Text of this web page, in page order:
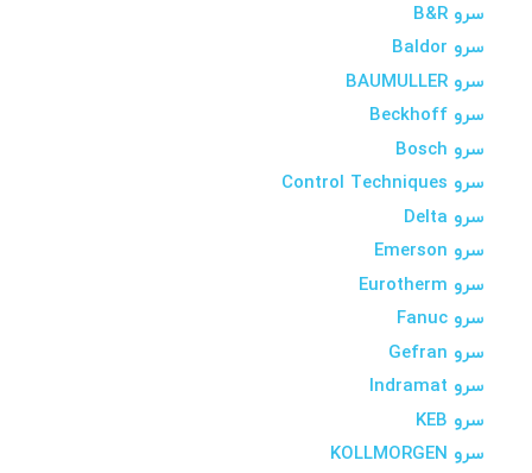
سرو B&R
سرو Baldor
سرو BAUMULLER
سرو Beckhoff
سرو Bosch
سرو Control Techniques
سرو Delta
سرو Emerson
سرو Eurotherm
سرو Fanuc
سرو Gefran
سرو Indramat
سرو KEB
سرو KOLLMORGEN